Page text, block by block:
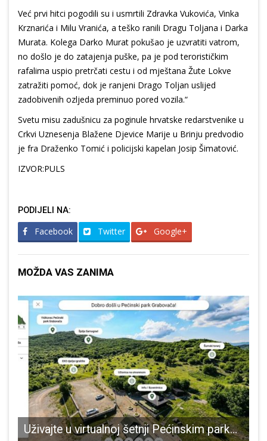
Već prvi hitci pogodili su i usmrtili Zdravka Vukovića, Vinka
Krznarića i Milu Vranića, a teško ranili Dragu Toljana i Darka
Murata. Kolega Darko Murat pokušao je uzvratiti vatrom,
no došlo je do zatajenja puške, pa je pod terorističkim
rafalima uspio pretrčati cestu i od mještana Žute Lokve
zatražiti pomoć, dok je ranjeni Drago Toljan uslijed
zadobivenih ozljeda preminuo pored vozila.“
Svetu misu zadušnicu za poginule hrvatske redarstvenike u
Crkvi Uznesenja Blažene Djevice Marije u Brinju predvodio
je fra Draženko Tomić i policijski kapelan Josip Šimatović.
IZVOR:PULS
PODIJELI NA:
Facebook Twitter Google+
MOŽDA VAS ZANIMA
Uživajte u virtualnoj šetnji Pećinskim parkom Grabovača